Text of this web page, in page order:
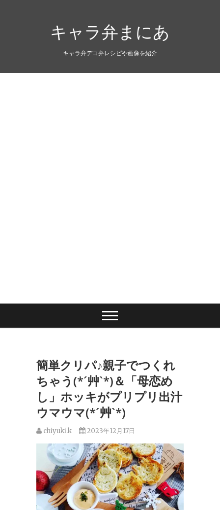
キャラ弁まにあ
キャラ弁デコ弁レシピや画像を紹介
簡単クリパ♪親子でつくれ
ちゃう(*´艸`*)＆「母恋め
し」ホッキがプリプリ出汁
ウマウマ(*´艸`*)
chiyuki.k 2023年12月17日